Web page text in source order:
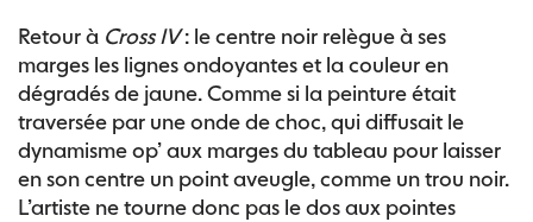
Retour à Cross IV: le centre noir relègue à ses
marges les lignes ondoyantes et la couleur en
dégradés de jaune. Comme si la peinture était
traversée par une onde de choc, qui diffusait le
dynamisme op’ aux marges du tableau pour laisser
en son centre un point aveugle, comme un trou noir.
L’artiste ne tourne donc pas le dos aux pointes